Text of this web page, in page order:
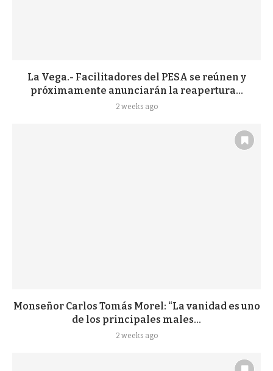
La Vega.- Facilitadores del PESA se reúnen y
próximamente anunciarán la reapertura...
2 weeks ago
Monseñor Carlos Tomás Morel: “La vanidad es uno
de los principales males...
2 weeks ago